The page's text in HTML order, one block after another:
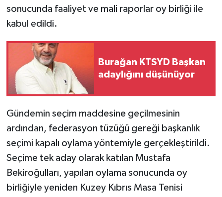
sonucunda faaliyet ve mali raporlar oy birliği ile
kabul edildi.
Burağan KTSYD Başkan
adaylığını düşünüyor
Gündemin seçim maddesine geçilmesinin
ardından, federasyon tüzüğü gereği başkanlık
seçimi kapalı oylama yöntemiyle gerçekleştirildi.
Seçime tek aday olarak katılan Mustafa
Bekiroğulları, yapılan oylama sonucunda oy
birliğiyle yeniden Kuzey Kıbrıs Masa Tenisi
LAPTA
MAGAZİN
Nöbetçi Eczaneler
ÖZEL HABER
SAĞLIK
SİYASET
SPOR